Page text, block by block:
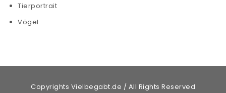
Tierportrait
Vögel
Copyrights Vielbegabt.de / All Rights Reserved